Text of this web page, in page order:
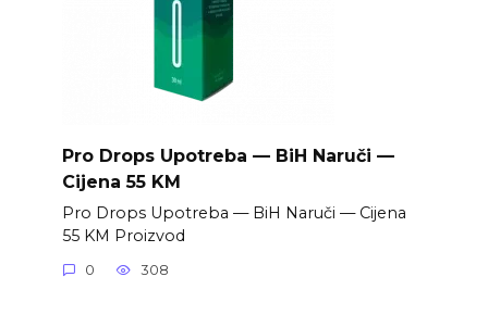
Pro Drops Upotreba — BiH Naruči —
Cijena 55 KM
Pro Drops Upotreba — BiH Naruči — Cijena
55 KM Proizvod
0 308